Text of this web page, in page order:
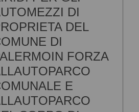
DI
DEL
DI
FORZA
E